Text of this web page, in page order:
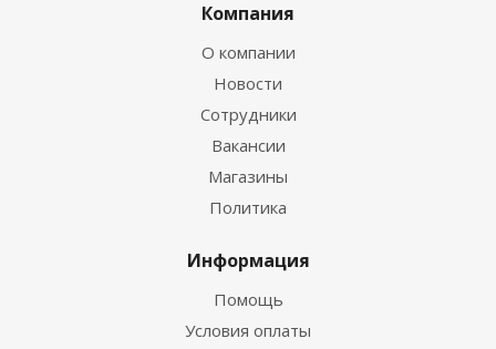
Компания
О компании
Новости
Сотрудники
Вакансии
Магазины
Политика
Информация
Помощь
Условия оплаты